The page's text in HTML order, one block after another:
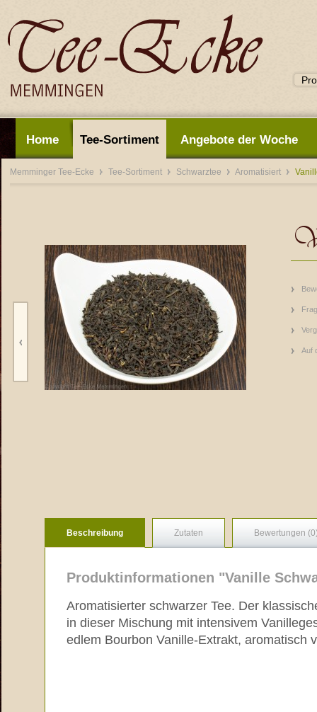
Home Tee-Sortiment Angebote der Woche
Memminger Tee-Ecke Tee-Sortiment Schwarztee Aromatisiert
Auf
Beschreibung Zutaten Bewertungen
Produktinformationen "Vanille
Aromatisierter schwarzer Tee. Der
in dieser Mischung mit intensivem
edlem Bourbon Vanille-Extrakt, aromatisch